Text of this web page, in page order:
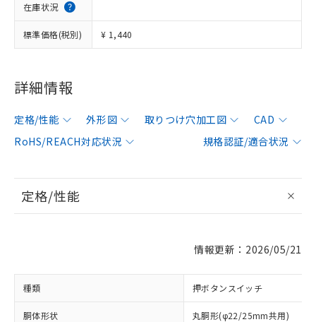
在庫状況
標準価格(税別) ¥ 1,440
詳細情報
定格/性能 外形図 取りつけ穴加工図
CAD
RoHS/REACH対応状況
規格認証/適合状況
定格/性能
情報更新：2026/05/21
種類 押ボタンスイッチ
胴体形状 丸胴形(φ22/25mm共用)